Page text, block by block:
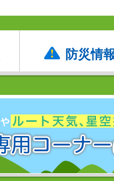
防災情